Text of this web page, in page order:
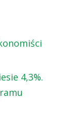
4,3%.